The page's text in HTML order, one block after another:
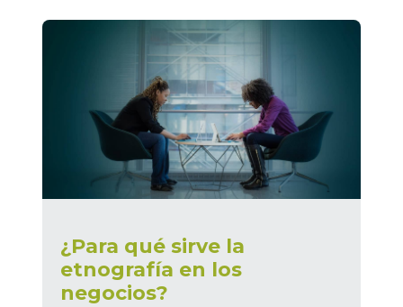
¿Para qué sirve la
etnografía en los
negocios?